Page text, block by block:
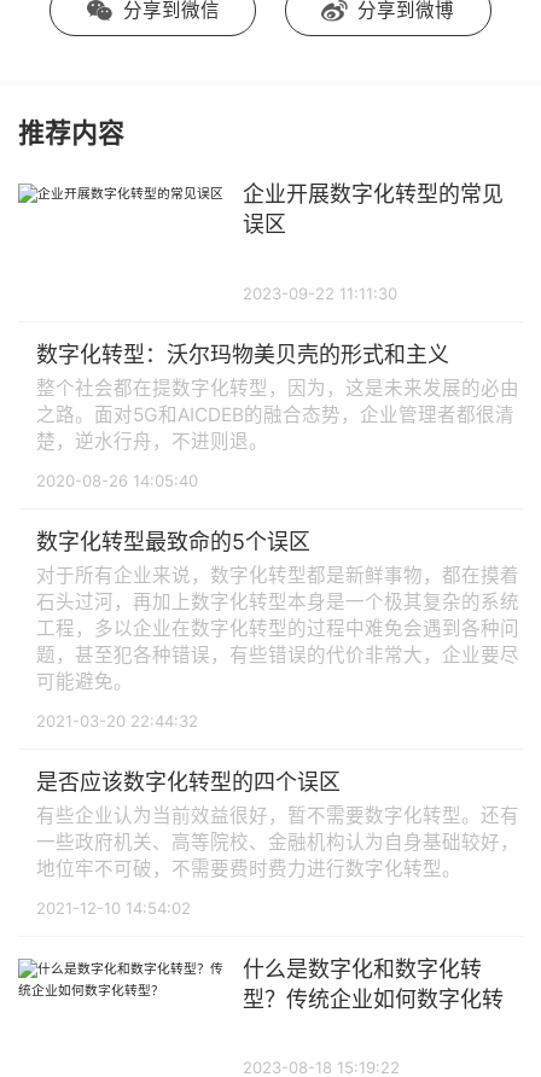
分享到微信 分享到微博
推荐内容
企业开展数字化转型的常见
误区
2023-09-22 11:11:30
数字化转型：沃尔玛物美贝壳的形式和主义
整个社会都在提数字化转型，因为，这是未来发展的必由
之路。面对5G和AICDEB的融合态势，企业管理者都很清
楚，逆水行舟，不进则退。
2020-08-26 14:05:40
数字化转型最致命的5个误区
对于所有企业来说，数字化转型都是新鲜事物，都在摸着
石头过河，再加上数字化转型本身是一个极其复杂的系统
工程，多以企业在数字化转型的过程中难免会遇到各种问
题，甚至犯各种错误，有些错误的代价非常大，企业要尽
可能避免。
2021-03-20 22:44:32
是否应该数字化转型的四个误区
有些企业认为当前效益很好，暂不需要数字化转型。还有
一些政府机关、高等院校、金融机构认为自身基础较好，
地位牢不可破，不需要费时费力进行数字化转型。
2021-12-10 14:54:02
什么是数字化和数字化转
型？传统企业如何数字化转
2023-08-18 15:19:22